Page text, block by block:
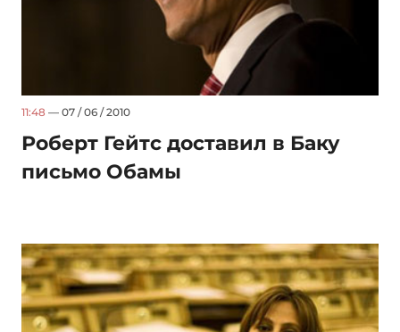
11:48 — 07 / 06 / 2010
Роберт Гейтс доставил в Баку
письмо Обамы